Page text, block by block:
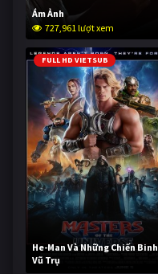
Ám Ảnh
727,961 lượt xem
FULL HD VIETSUB
He-Man Và Những Chiến Binh
Vũ Trụ